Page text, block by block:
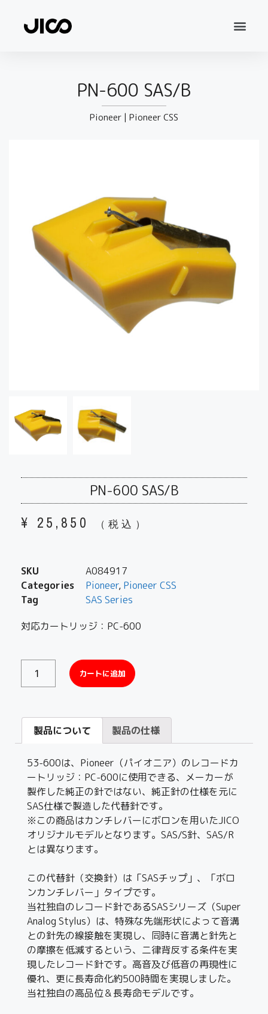
PN-600 SAS/B
Pioneer | Pioneer CSS
PN-600 SAS/B
¥ 25,850 （税込）
SKU
A084917
Categories
Pioneer, Pioneer CSS
Tag
SAS Series
対応カートリッジ：PC-600
カートに追加
製品について 製品の仕様
53-600は、Pioneer（パイオニア）のレコードカ
ートリッジ：PC-600に使用できる、メーカーが
製作した純正の針ではない、純正針の仕様を元に
SAS仕様で製造した代替針です。
※この商品はカンチレバーにボロンを用いたJICO
オリジナルモデルとなります。SAS/S針、SAS/R
とは異なります。
この代替針（交換針）は「SASチップ」、「ボロ
ンカンチレバー」タイプです。
当社独自のレコード針であるSASシリーズ（Super
Analog Stylus）は、特殊な先端形状によって音溝
との針先の線接触を実現し、同時に音溝と針先と
の摩擦を低減するという、二律背反する条件を実
現したレコード針です。高音及び低音の再現性に
優れ、更に長寿命化約500時間を実現しました。
当社独自の高品位＆長寿命モデルです。